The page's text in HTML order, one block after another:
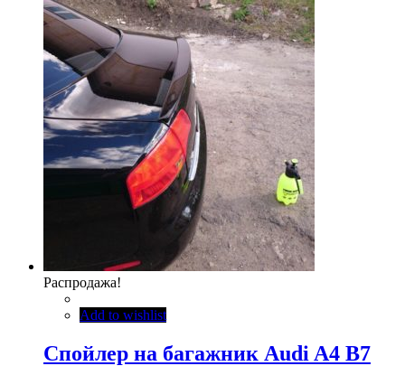
Распродажа!
Add to wishlist
Спойлер на багажник Audi A4 B7